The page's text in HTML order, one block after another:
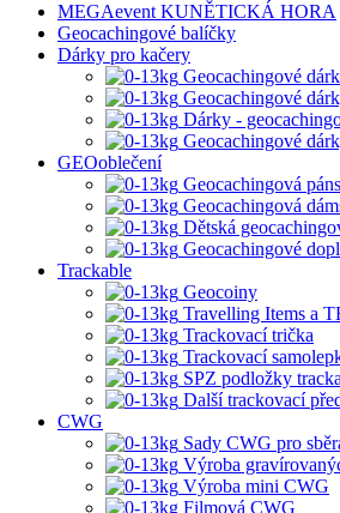
MEGAevent KUNĚTICKÁ HORA
Geocachingové balíčky
Dárky pro kačery
Geocachingové
Geocachingové
Dárky -
Geocachingové
GEOoblečení
Geocachingová
Geocachingová
Dětská
Geocachingové
Trackable
Geocoiny
Travelling Items a
Trackovací trička
Trackovací
SPZ podložky
Další trackovací
CWG
Sady CWG pro
Výroba
Výroba mini CWG
Filmová CWG